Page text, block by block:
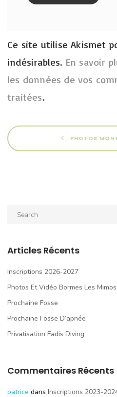
Ce site utilise Akismet
indésirables. En savoir
les données de vos
traitées.
PHOTOS
Articles Récents
Inscriptions 2026-2027
Photos Et Vidéo Bormes Les
Prochaine Fosse
Prochaine Fosse D’apnée
Privatisation Fadis Diving
Commentaires Récents
patrice dans Inscriptions 2023-